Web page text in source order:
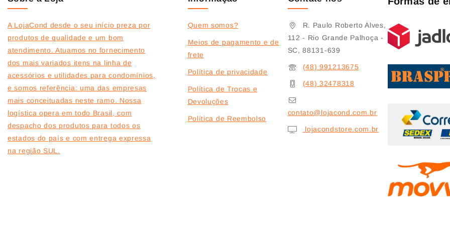
A LojaCond desde o seu início preza por
produtos de qualidade e um bom
atendimento. Atuamos no fornecimento
dos mais variados itens na linha de
acessórios e utilidades para condomínios,
e somos referência: uma das empresas
mais conceituadas neste ramo. Nossa
logística opera em todo Brasil, com
despacho dos produtos para todos os
estados do país e com entrega expressa
na região SUL.
Quem somos?
Meios de pagamento e de
frete
Política de privacidade
Política de Trocas e
Devoluções
Política de Reembolso
R. Paulo Roberto Alves,
112 - Rio Grande Palhoça -
SC, 88131-639
(48) 991213675
(48) 32478318
contato@lojacond.com.br
lojacondstore.com.br